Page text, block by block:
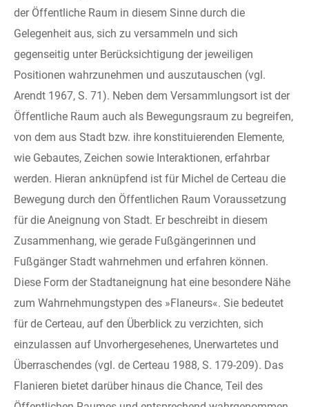
der Öffentliche Raum in diesem Sinne durch die
Gelegenheit aus, sich zu versammeln und sich
gegenseitig unter Berücksichtigung der jeweiligen
Positionen wahrzunehmen und auszutauschen (vgl.
Arendt 1967, S. 71). Neben dem Versammlungsort ist der
Öffentliche Raum auch als Bewegungsraum zu begreifen,
von dem aus Stadt bzw. ihre konstituierenden Elemente,
wie Gebautes, Zeichen sowie Interaktionen, erfahrbar
werden. Hieran anknüpfend ist für Michel de Certeau die
Bewegung durch den Öffentlichen Raum Voraussetzung
für die Aneignung von Stadt. Er beschreibt in diesem
Zusammenhang, wie gerade Fußgängerinnen und
Fußgänger Stadt wahrnehmen und erfahren können.
Diese Form der Stadtaneignung hat eine besondere Nähe
zum Wahrnehmungstypen des »Flaneurs«. Sie bedeutet
für de Certeau, auf den Überblick zu verzichten, sich
einzulassen auf Unvorhergesehenes, Unerwartetes und
Überraschendes (vgl. de Certeau 1988, S. 179-209). Das
Flanieren bietet darüber hinaus die Chance, Teil des